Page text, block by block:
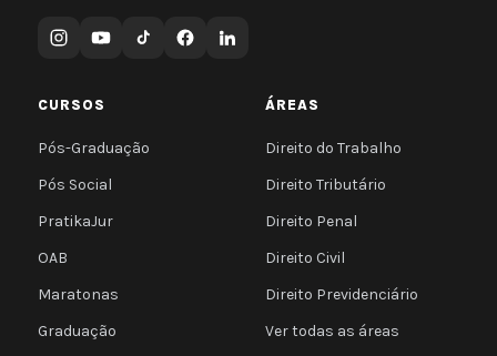
CURSOS
Pós-Graduação
Pós Social
PratikaJur
OAB
Maratonas
Graduação
ÁREAS
Direito do Trabalho
Direito Tributário
Direito Penal
Direito Civil
Direito Previdenciário
Ver todas as áreas